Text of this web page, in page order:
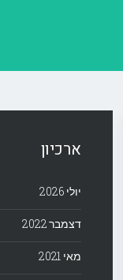
ארכיון
יולי 2026
דצמבר 2022
מאי 2021